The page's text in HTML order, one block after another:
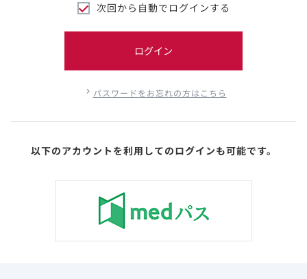
次回から自動でログインする
ログイン
パスワードをお忘れの方はこちら
以下のアカウントを利用してのログインも可能です。